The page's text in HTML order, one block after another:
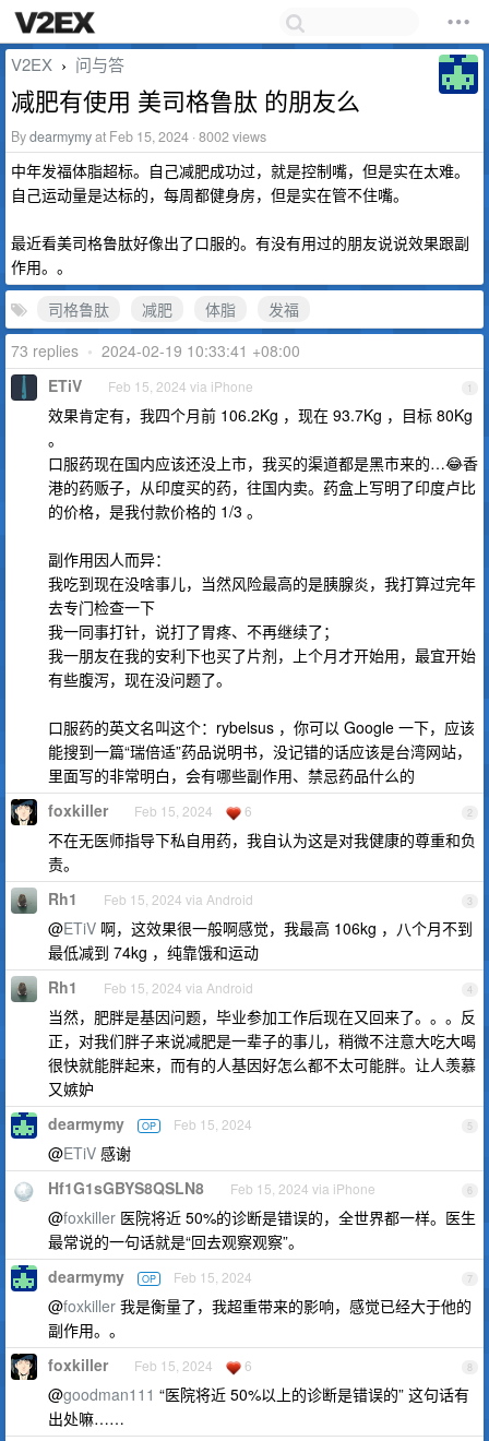
V2EX › 问与答
减肥有使用 美司格鲁肽 的朋友么
Bydearmymyat Feb 15, 2024 · 8002 views
中年发福体脂超标。自己减肥成功过，就是控制嘴，但是实在太难。
自己运动量是达标的，每周都健身房，但是实在管不住嘴。
最近看美司格鲁肽好像出了口服的。有没有用过的朋友说说效果跟副
作用。。
司格鲁肽
减肥 体脂
发福
73 replies • 2024-02-19 10:33:41 +08:00
1
ETiV Feb 15, 2024 via iPhone
效果肯定有，我四个月前 106.2Kg ，现在 93.7Kg ，目标 80Kg
。
口服药现在国内应该还没上市，我买的渠道都是黑市来的…😂香
港的药贩子，从印度买的药，往国内卖。药盒上写明了印度卢比
的价格，是我付款价格的 1/3 。
副作用因人而异：
我吃到现在没啥事儿，当然风险最高的是胰腺炎，我打算过完年
去专门检查一下
我一同事打针，说打了胃疼、不再继续了；
我一朋友在我的安利下也买了片剂，上个月才开始用，最宜开始
有些腹泻，现在没问题了。
口服药的英文名叫这个：rybelsus ，你可以 Google 一下，应该
能搜到一篇“瑞倍适”药品说明书，没记错的话应该是台湾网站，
里面写的非常明白，会有哪些副作用、禁忌药品什么的
2
foxkiller Feb 15, 2024 6
不在无医师指导下私自用药，我自认为这是对我健康的尊重和负
责。
3
Rh1 Feb 15, 2024 via Android
@ETiV 啊，这效果很一般啊感觉，我最高 106kg ，八个月不到
最低减到 74kg ，纯靠饿和运动
4
Rh1 Feb 15, 2024 via Android
当然，肥胖是基因问题，毕业参加工作后现在又回来了。。。反
正，对我们胖子来说减肥是一辈子的事儿，稍微不注意大吃大喝
很快就能胖起来，而有的人基因好怎么都不太可能胖。让人羡慕
又嫉妒
5
dearmymy OP Feb 15, 2024
@ETiV 感谢
6
Hf1G1sGBYS8QSLN8 Feb 15, 2024 via iPhone
@foxkiller 医院将近 50%的诊断是错误的，全世界都一样。医生
最常说的一句话就是“回去观察观察”。
7
dearmymy OP Feb 15, 2024
@foxkiller 我是衡量了，我超重带来的影响，感觉已经大于他的
副作用。。
8
foxkiller Feb 15, 2024 6
@goodman111 “医院将近 50%以上的诊断是错误的” 这句话有
出处嘛……